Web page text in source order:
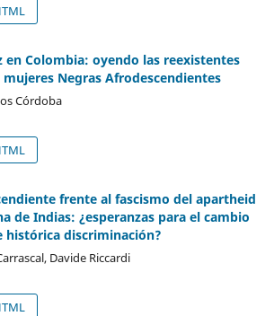
en Colombia: oyendo las reexistentes
mujeres Negras Afrodescendientes
Córdoba
frente al fascismo del apartheid
de Indias: ¿esperanzas para el cambio
histórica discriminación?
Davide Riccardi